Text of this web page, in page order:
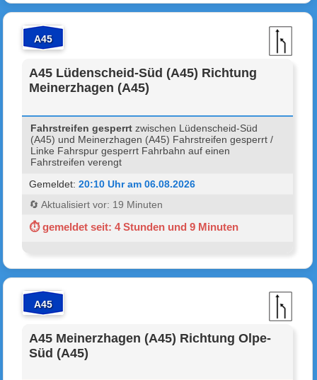
A45
A45 Lüdenscheid-Süd (A45) Richtung
Meinerzhagen (A45)
Fahrstreifen gesperrt zwischen Lüdenscheid-Süd
(A45) und Meinerzhagen (A45) Fahrstreifen gesperrt /
Linke Fahrspur gesperrt Fahrbahn auf einen
Fahrstreifen verengt
Gemeldet:20:10 Uhr am 06.08.2026
🔄 Aktualisiert vor: 19 Minuten
⏱ gemeldet seit: 4 Stunden und 9 Minuten
A45
A45 Meinerzhagen (A45) Richtung Olpe-
Süd (A45)